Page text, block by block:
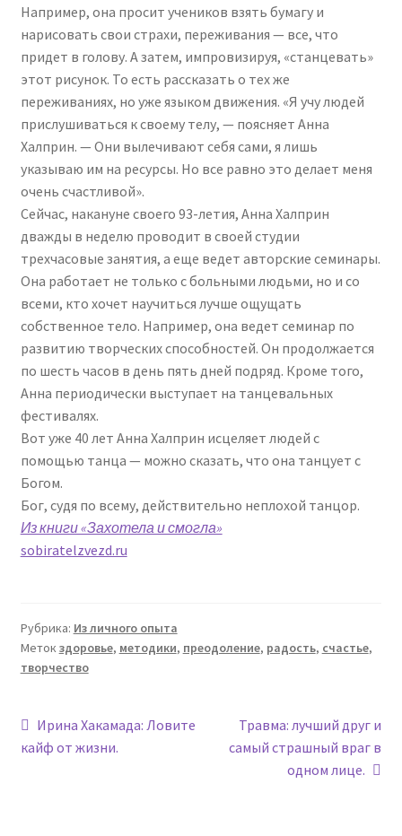
Например, она просит учеников взять бумагу и
нарисовать свои страхи, переживания — все, что
придет в голову. А затем, импровизируя, «станцевать»
этот рисунок. То есть рассказать о тех же
переживаниях, но уже языком движения. «Я учу людей
прислушиваться к своему телу, — поясняет Анна
Халприн. — Они вылечивают себя сами, я лишь
указываю им на ресурсы. Но все равно это делает меня
очень счастливой».
Сейчас, накануне своего 93-летия, Анна Халприн
дважды в неделю проводит в своей студии
трехчасовые занятия, а еще ведет авторские семинары.
Она работает не только с больными людьми, но и со
всеми, кто хочет научиться лучше ощущать
собственное тело. Например, она ведет семинар по
развитию творческих способностей. Он продолжается
по шесть часов в день пять дней подряд. Кроме того,
Анна периодически выступает на танцевальных
фестивалях.
Вот уже 40 лет Анна Халприн исцеляет людей с
помощью танца — можно сказать, что она танцует с
Богом.
Бог, судя по всему, действительно неплохой танцор.
Из книги «Захотела и смогла»
sobiratelzvezd.ru
Рубрика: Из личного опыта
Меток здоровье, методики, преодоление, радость, счастье,
творчество
Навигация
по
Предыдущая
запись:
Ирина Хакамада: Ловите
кайф от жизни.
Следующая
запись:
Травма: лучший друг и
самый страшный враг в
одном лице.